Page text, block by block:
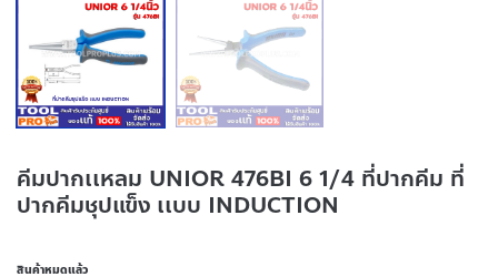
คีมปากเเหลม UNIOR 476BI 6 1/4 ที่ปากคีม ที่
ปากคีมชุปแข็ง เเบบ INDUCTION
สินค้าหมดแล้ว